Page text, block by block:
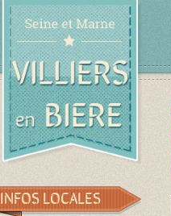
INFOS LOCALES